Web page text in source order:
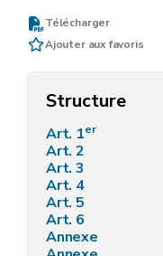
Télécharger
Ajouter aux favoris
Structure
Art. 1er
Art. 2
Art. 3
Art. 4
Art. 5
Art. 6
Annexe